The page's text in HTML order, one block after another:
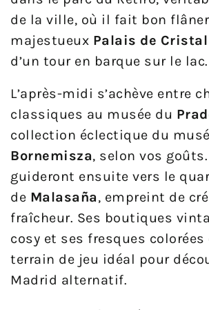
de la ville, où il fait bon
majestueux Palais de Cristal
d’un tour en barque sur le lac.
L’après-midi s’achève entre
classiques au musée du
collection éclectique du
Bornemisza, selon vos
guideront ensuite vers le
de Malasaña, empreint de
fraîcheur. Ses boutiques
cosy et ses fresques
terrain de jeu idéal pour
Madrid alternatif.